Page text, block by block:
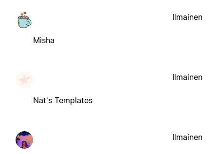
Misha
Ilmainen
Nat's Templates
Ilmainen
Ilmainen